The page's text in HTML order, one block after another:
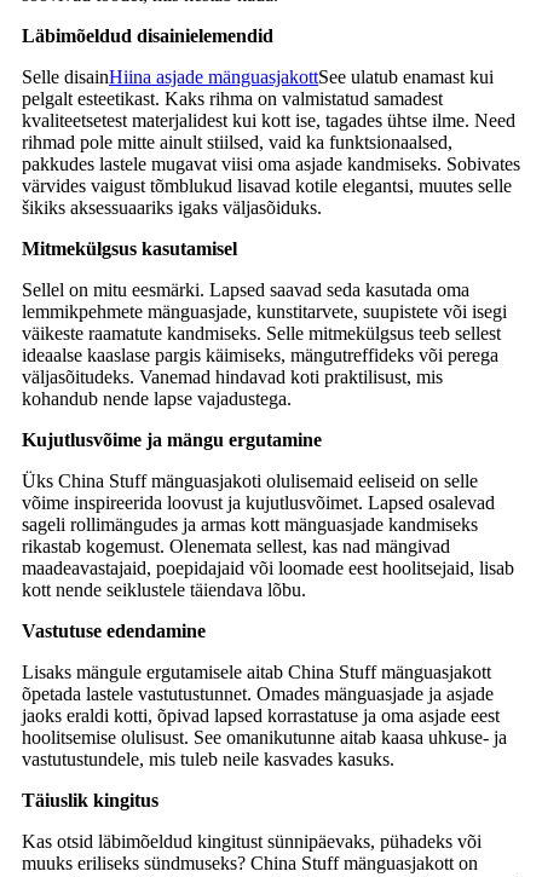
Läbimõeldud disainielemendid
Selle disainHiina asjade mänguasjakottSee ulatub enamast kui
pelgalt esteetikast. Kaks rihma on valmistatud samadest
kvaliteetsetest materjalidest kui kott ise, tagades ühtse ilme. Need
rihmad pole mitte ainult stiilsed, vaid ka funktsionaalsed,
pakkudes lastele mugavat viisi oma asjade kandmiseks. Sobivates
värvides vaigust tõmblukud lisavad kotile elegantsi, muutes selle
šikiks aksessuaariks igaks väljasõiduks.
Mitmekülgsus kasutamisel
Sellel on mitu eesmärki. Lapsed saavad seda kasutada oma
lemmikpehmete mänguasjade, kunstitarvete, suupistete või isegi
väikeste raamatute kandmiseks. Selle mitmekülgsus teeb sellest
ideaalse kaaslase pargis käimiseks, mängutreffideks või perega
väljasõitudeks. Vanemad hindavad koti praktilisust, mis
kohandub nende lapse vajadustega.
Kujutlusvõime ja mängu ergutamine
Üks China Stuff mänguasjakoti olulisemaid eeliseid on selle
võime inspireerida loovust ja kujutlusvõimet. Lapsed osalevad
sageli rollimängudes ja armas kott mänguasjade kandmiseks
rikastab kogemust. Olenemata sellest, kas nad mängivad
maadeavastajaid, poepidajaid või loomade eest hoolitsejaid, lisab
kott nende seiklustele täiendava lõbu.
Vastutuse edendamine
Lisaks mängule ergutamisele aitab China Stuff mänguasjakott
õpetada lastele vastutustunnet. Omades mänguasjade ja asjade
jaoks eraldi kotti, õpivad lapsed korrastatuse ja oma asjade eest
hoolitsemise olulisust. See omanikutunne aitab kaasa uhkuse- ja
vastutustundele, mis tuleb neile kasvades kasuks.
Täiuslik kingitus
Kas otsid läbimõeldud kingitust sünnipäevaks, pühadeks või
muuks eriliseks sündmuseks? China Stuff mänguasjakott on